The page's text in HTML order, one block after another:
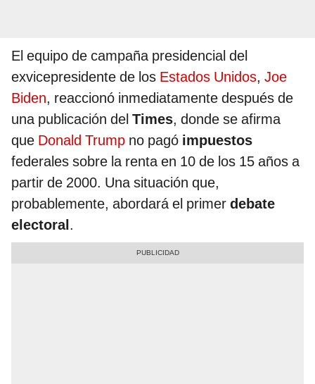
El equipo de campaña presidencial del
exvicepresidente de los Estados Unidos, Joe
Biden, reaccionó inmediatamente después de
una publicación del Times, donde se afirma
que Donald Trump no pagó impuestos
federales sobre la renta en 10 de los 15 años a
partir de 2000. Una situación que,
probablemente, abordará el primer debate
electoral.